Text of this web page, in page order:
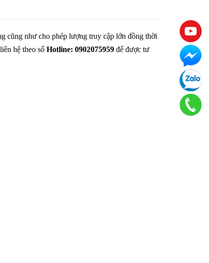
cũng như cho phép lượng truy cập lớn đồng thời
hệ theo số Hotline: 0902075959 để được tư